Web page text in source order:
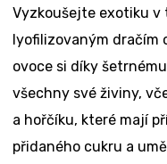
Vyzkoušejte exotiku v
lyofilizovaným dračím
ovoce si díky
všechny své živiny,
a hořčíku, které mají
přidaného cukru a